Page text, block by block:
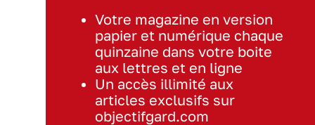
Votre magazine en version
papier et numérique chaque
quinzaine dans votre boite
aux lettres et en ligne
Un accès illimité aux
articles exclusifs sur
objectifgard.com